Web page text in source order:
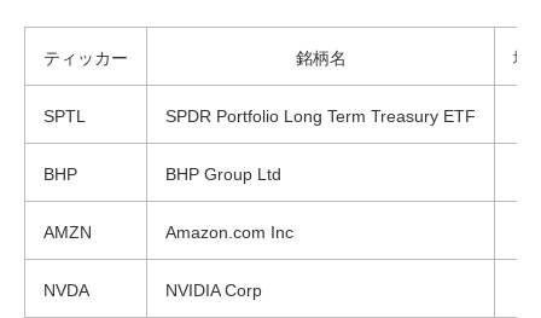
ティッカー 銘柄名 増
SPTL SPDR Portfolio Long Term Treasury ETF
BHP BHP Group Ltd
AMZN Amazon.com Inc
NVDA NVIDIA Corp